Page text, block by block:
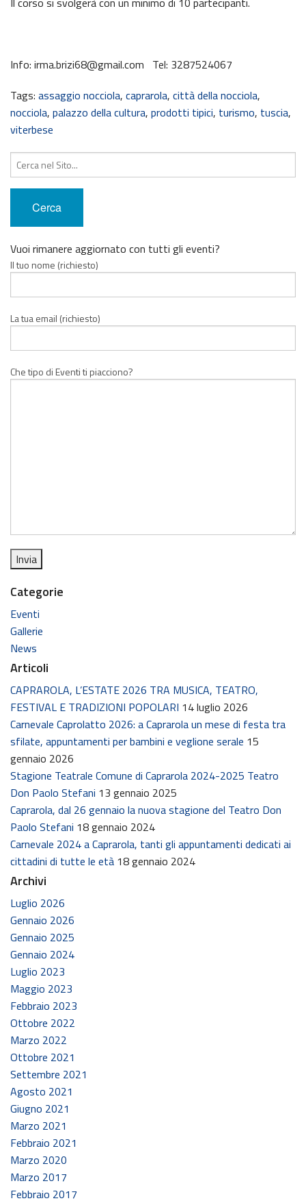
Info: irma.brizi68@gmail.com Tel: 3287524067
Tags: assaggio nocciola, caprarola, città della nocciola,
nocciola, palazzo della cultura, prodotti tipici, turismo, tuscia,
viterbese
Cerca:
Vuoi rimanere aggiornato con tutti gli eventi?
Il tuo nome (richiesto)
La tua email (richiesto)
Che tipo di Eventi ti piacciono?
Categorie
Eventi
Gallerie
News
Articoli
CAPRAROLA, L’ESTATE 2026 TRA MUSICA, TEATRO,
FESTIVAL E TRADIZIONI POPOLARI 14 luglio 2026
Carnevale Caprolatto 2026: a Caprarola un mese di festa tra
sfilate, appuntamenti per bambini e veglione serale 15
gennaio 2026
Stagione Teatrale Comune di Caprarola 2024-2025 Teatro
Don Paolo Stefani 13 gennaio 2025
Caprarola, dal 26 gennaio la nuova stagione del Teatro Don
Paolo Stefani 18 gennaio 2024
Carnevale 2024 a Caprarola, tanti gli appuntamenti dedicati ai
cittadini di tutte le età 18 gennaio 2024
Archivi
Luglio 2026
Gennaio 2026
Gennaio 2025
Gennaio 2024
Luglio 2023
Maggio 2023
Febbraio 2023
Ottobre 2022
Marzo 2022
Ottobre 2021
Settembre 2021
Agosto 2021
Giugno 2021
Marzo 2021
Febbraio 2021
Marzo 2020
Marzo 2017
Febbraio 2017